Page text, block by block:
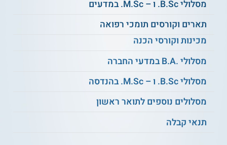
כימית
שיווק למיזמים
טכנולוגיים
היבטים משפטיים
ופיננסיים
חדשנות בהנדסה
ביו־רפואית
מסלולי B.Sc. ו – M.Sc. במדעים
תארים וקורסים תומכי רפואה
מכינות וקורסי הכנה
מסלולי .B.A במדעי החברה
מסלולי B.Sc. ו – M.Sc. בהנדסה
מסלולים נוספים לתואר ראשון
תנאי קבלה